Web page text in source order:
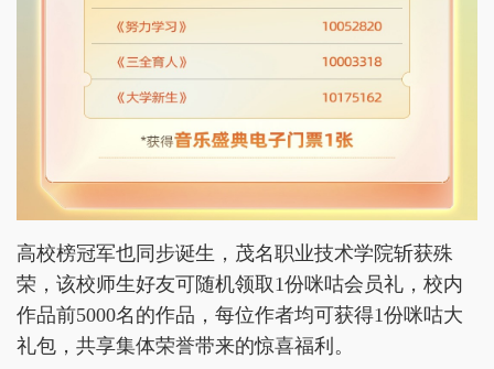
高校榜冠军也同步诞生，茂名职业技术学院斩获殊
荣，该校师生好友可随机领取1份咪咕会员礼，校内
作品前5000名的作品，每位作者均可获得1份咪咕大
礼包，共享集体荣誉带来的惊喜福利。